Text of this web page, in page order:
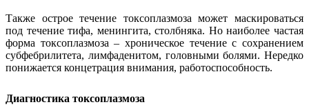
Также острое течение токсоплазмоза может маскироваться
под течение тифа, менингита, столбняка. Но наиболее частая
форма токсоплазмоза – хроническое течение с сохранением
субфебрилитета, лимфаденитом, головными болями. Нередко
понижается концетрация внимания, работоспособность.
Диагностика токсоплазмоза